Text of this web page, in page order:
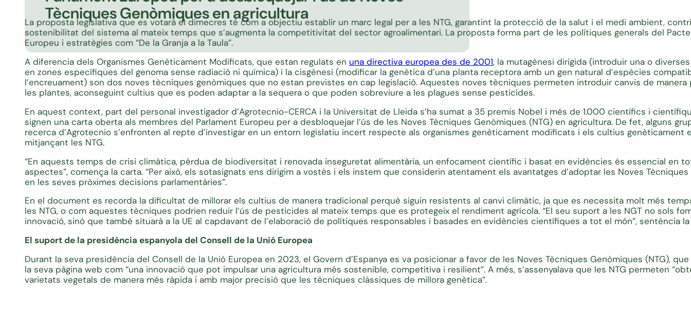
Tècniques Genòmiques en agricultura
La proposta legislativa que es votarà el dimecres té com a objectiu establir un marc legal per a les NTG, garantint la protecció de la salut i el medi ambient,
sostenibilitat del sistema al mateix temps que s’augmenta la competitivitat del sector agroalimentari. La proposta forma part de les polítiques generals del
Europeu i estratègies com “De la Granja a la Taula”.
A diferencia dels Organismes Genèticament Modificats, que estan regulats en una directiva europea des de 2001, la mutagènesi dirigida (introduir una o
en zones específiques del genoma sense radiació ni química) i la cisgènesi (modificar la genètica d’una planta receptora amb un gen natural d’espècies
l’encreuament) son dos noves tècniques genòmiques que no estan previstes en cap legislació. Aquestes noves tècniques permeten introduir canvis de manera
les plantes, aconseguint cultius que es poden adaptar a la sequera o que poden sobreviure a les plagues sense pesticides.
En aquest context, part del personal investigador d’Agrotecnio-CERCA i la Universitat de Lleida s’ha sumat a 35 premis Nobel i més de 1.000 científics i
signen una carta oberta als membres del Parlament Europeu per a desbloquejar l’ús de les Noves Tècniques Genòmiques (NTG) en agricultura. De fet, alguns
recerca d’Agrotecnio s’enfronten al repte d’investigar en un entorn legislatiu incert respecte als organismes genèticament modificats i els cultius genèticament
mitjançant les NTG.
“En aquests temps de crisi climàtica, pèrdua de biodiversitat i renovada inseguretat alimentària, un enfocament científic i basat en evidències és essencial en
aspectes”, comença la carta. “Per això, els sotasignats ens dirigim a vostès i els instem que considerin atentament els avantatges d’adoptar les Noves
en les seves pròximes decisions parlamentàries”.
En el document es recorda la dificultat de millorar els cultius de manera tradicional perquè siguin resistents al canvi climàtic, ja que es necessita molt més
les NTG, o com aquestes tècniques podrien reduir l’ús de pesticides al mateix temps que es protegeix el rendiment agrícola. “El seu suport a les NGT no sols
innovació, sinó que també situarà a la UE al capdavant de l’elaboració de polítiques responsables i basades en evidències científiques a tot el món”, sentència la
El suport de la presidència espanyola del Consell de la Unió Europea
Durant la seva presidència del Consell de la Unió Europea en 2023, el Govern d’Espanya es va posicionar a favor de les Noves Tècniques Genòmiques (NTG),
la seva pàgina web com “una innovació que pot impulsar una agricultura més sostenible, competitiva i resilient”. A més, s’assenyalava que les NTG permeten
varietats vegetals de manera més ràpida i amb major precisió que les tècniques clàssiques de millora genètica”.